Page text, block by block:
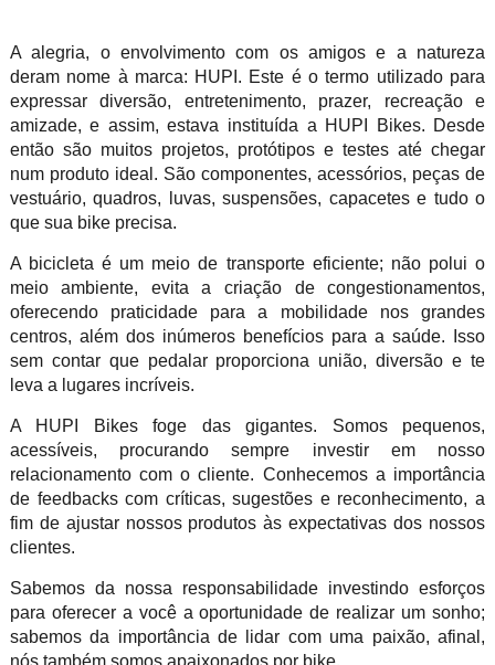
A alegria, o envolvimento com os amigos e a natureza
deram nome à marca: HUPI. Este é o termo utilizado para
expressar diversão, entretenimento, prazer, recreação e
amizade, e assim, estava instituída a HUPI Bikes. Desde
então são muitos projetos, protótipos e testes até chegar
num produto ideal. São componentes, acessórios, peças de
vestuário, quadros, luvas, suspensões, capacetes e tudo o
que sua bike precisa.
A bicicleta é um meio de transporte eficiente; não polui o
meio ambiente, evita a criação de congestionamentos,
oferecendo praticidade para a mobilidade nos grandes
centros, além dos inúmeros benefícios para a saúde. Isso
sem contar que pedalar proporciona união, diversão e te
leva a lugares incríveis.
A HUPI Bikes foge das gigantes. Somos pequenos,
acessíveis, procurando sempre investir em nosso
relacionamento com o cliente. Conhecemos a importância
de feedbacks com críticas, sugestões e reconhecimento, a
fim de ajustar nossos produtos às expectativas dos nossos
clientes.
Sabemos da nossa responsabilidade investindo esforços
para oferecer a você a oportunidade de realizar um sonho;
sabemos da importância de lidar com uma paixão, afinal,